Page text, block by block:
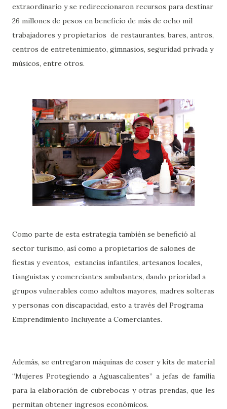
extraordinario y se redireccionaron recursos para destinar
26 millones de pesos en beneficio de más de ocho mil
trabajadores y propietarios de restaurantes, bares, antros,
centros de entretenimiento, gimnasios, seguridad privada y
músicos, entre otros.
Como parte de esta estrategia también se benefició al
sector turismo, así como a propietarios de salones de
fiestas y eventos, estancias infantiles, artesanos locales,
tianguistas y comerciantes ambulantes, dando prioridad a
grupos vulnerables como adultos mayores, madres solteras
y personas con discapacidad, esto a través del Programa
Emprendimiento Incluyente a Comerciantes.
Además, se entregaron máquinas de coser y kits de material
“Mujeres Protegiendo a Aguascalientes” a jefas de familia
para la elaboración de cubrebocas y otras prendas, que les
permitan obtener ingresos económicos.